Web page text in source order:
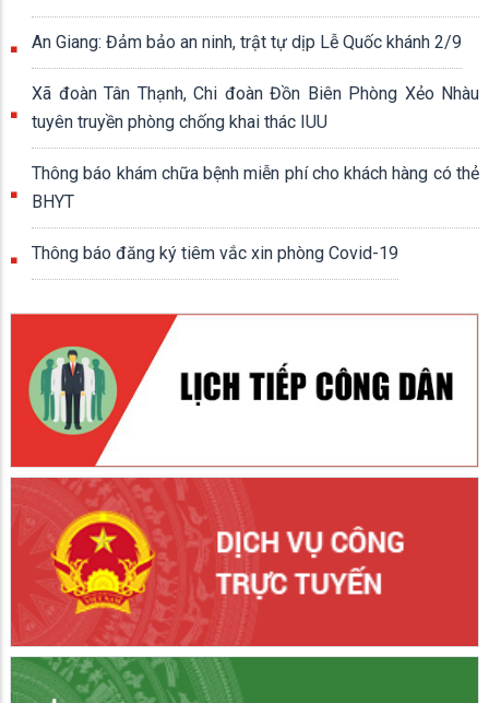
An Giang: Đảm bảo an ninh, trật tự dịp Lễ Quốc khánh 2/9
Xã đoàn Tân Thạnh, Chi đoàn Đồn Biên Phòng Xẻo Nhàu
tuyên truyền phòng chống khai thác IUU
Thông báo khám chữa bệnh miễn phí cho khách hàng có thẻ
BHYT
Thông báo đăng ký tiêm vắc xin phòng Covid-19